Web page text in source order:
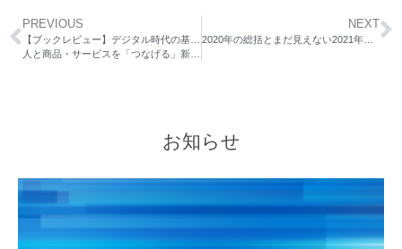
PREVIOUS
人と商品・サービスを「つなげる」新しいルール
NEXT
2020年の総括とまだ見えない2021年に向けて
お知らせ